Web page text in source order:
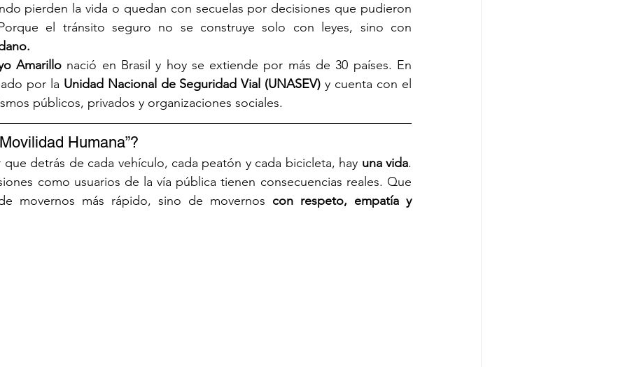
pierden la vida o quedan con secuelas por decisiones que pudieron
Amarillo nació en Brasil y hoy se extiende por más de 30 países. En
por la Unidad Nacional de Seguridad Vial (UNASEV) y cuenta con el
públicos, privados y organizaciones sociales.
Humana”?
que detrás de cada vehículo, cada peatón y cada bicicleta, hay una vida.
como usuarios de la vía pública tienen consecuencias reales. Que
movernos más rápido, sino de movernos con respeto, empatía y